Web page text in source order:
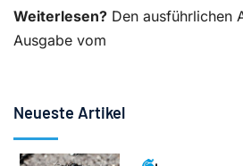
Weiterlesen? Den ausführlichen
Ausgabe vom
Neueste Artikel